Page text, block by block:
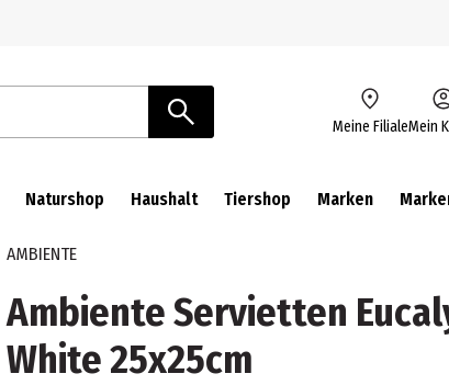
Meine FilialeMein
Naturshop Haushalt Tiershop Marken
AMBIENTE
Ambiente Servietten
White 25x25cm